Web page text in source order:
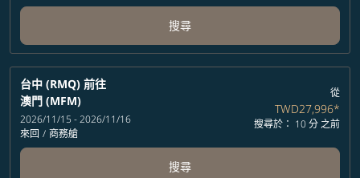
搜尋
台中 (RMQ) 前往
澳門 (MFM)
2026/11/15 - 2026/11/16
來回 / 商務艙
從
TWD27,996*
搜尋於： 10 分 之前
搜尋